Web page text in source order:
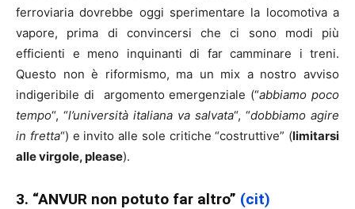
ferroviaria dovrebbe oggi sperimentare la locomotiva a
vapore, prima di convincersi che ci sono modi più
efficienti e meno inquinanti di far camminare i treni.
Questo non è riformismo, ma un mix a nostro avviso
indigeribile di argomento emergenziale (“abbiamo poco
tempo“, “l’università italiana va salvata“, “dobbiamo agire
in fretta“) e invito alle sole critiche “costruttive” (limitarsi
alle virgole, please).
3. “ANVUR non potuto far altro” (cit)